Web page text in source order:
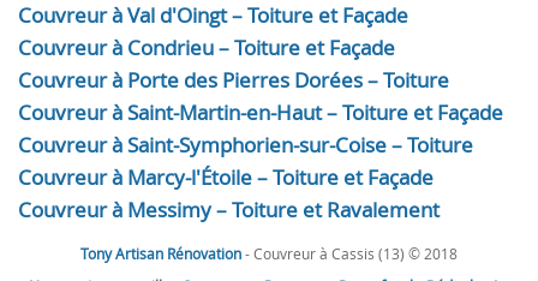
Couvreur à Val d'Oingt – Toiture et Façade
Couvreur à Condrieu – Toiture et Façade
Couvreur à Porte des Pierres Dorées – Toiture
Couvreur à Saint-Martin-en-Haut – Toiture et Façade
Couvreur à Saint-Symphorien-sur-Coise – Toiture
Couvreur à Marcy-l'Étoile – Toiture et Façade
Couvreur à Messimy – Toiture et Ravalement
Tony Artisan Rénovation- Couvreur à Cassis (13) © 2018